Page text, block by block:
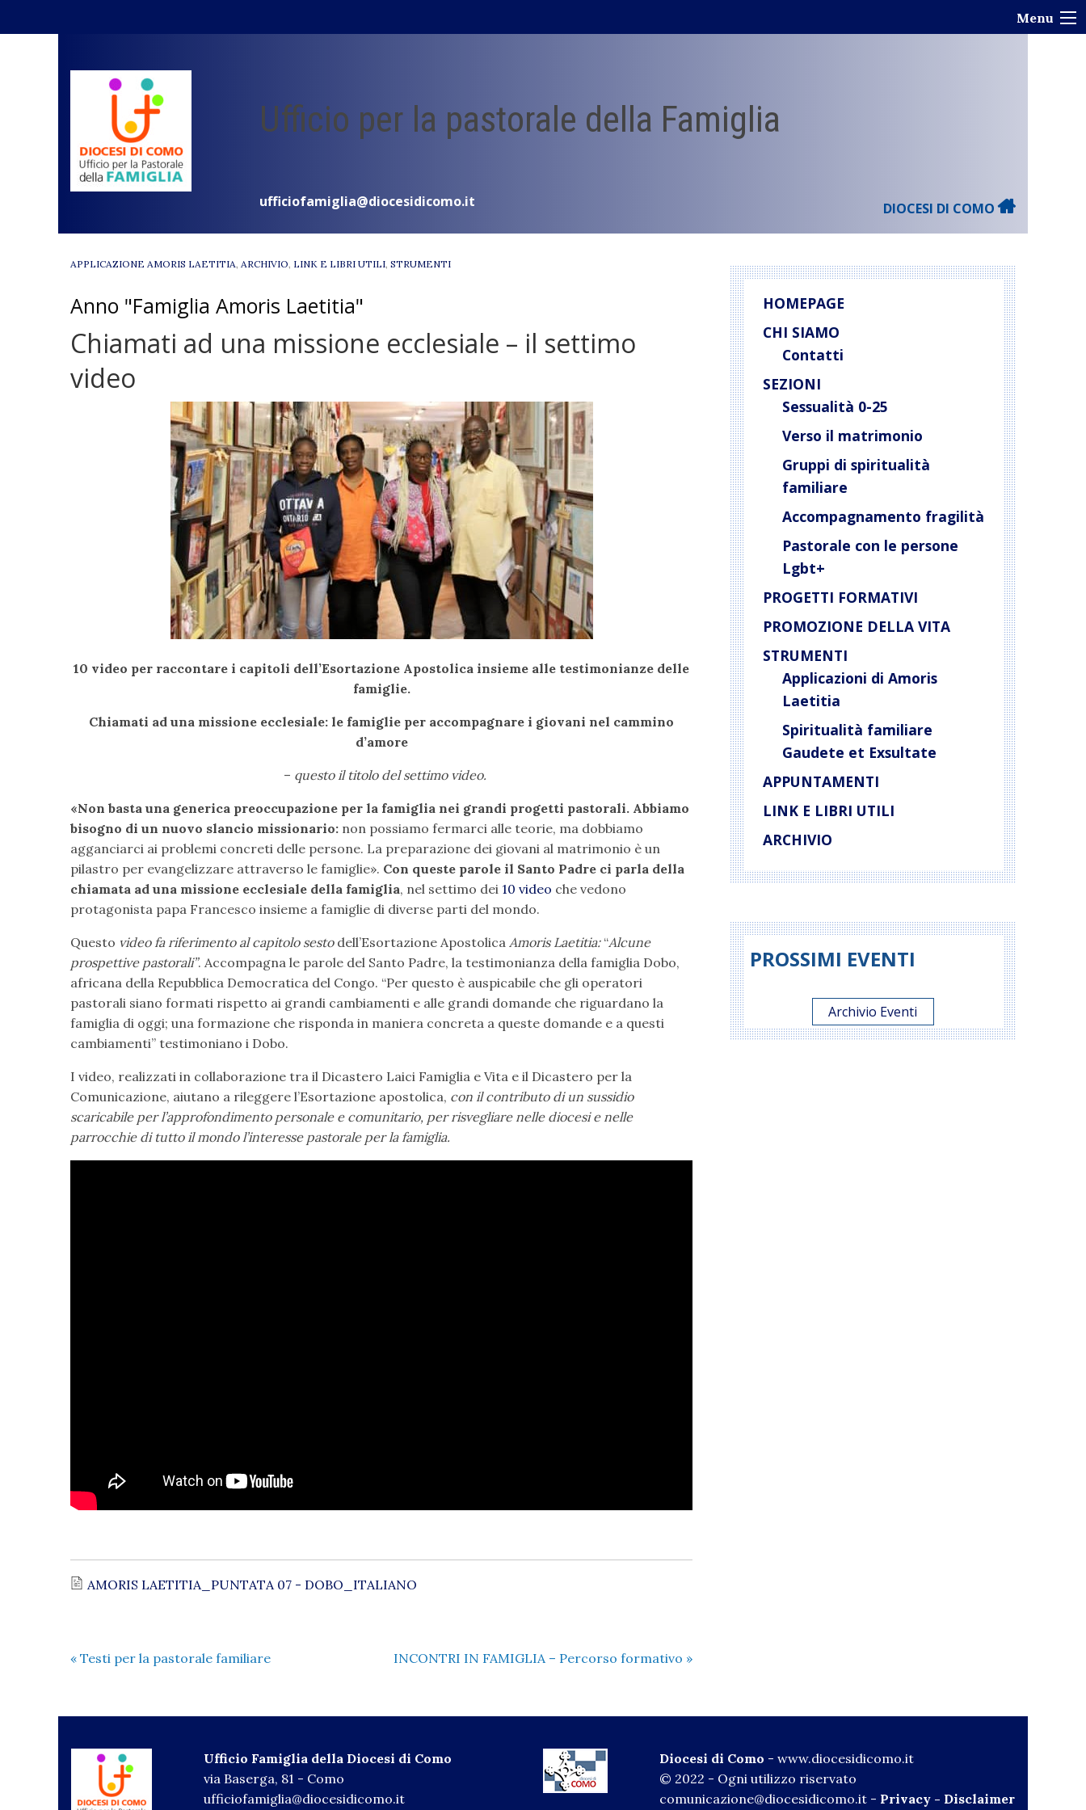
Menu
Ufficio per la pastorale della Famiglia
ufficiofamiglia@diocesidicomo.it DIOCESI DI COMO
APPLICAZIONE AMORIS LAETITIA, ARCHIVIO, LINK E LIBRI UTILI, STRUMENTI
Anno "Famiglia Amoris Laetitia"
Chiamati ad una missione ecclesiale – il settimo
video
10 video per raccontare i capitoli dell’Esortazione Apostolica insieme alle testimonianze delle
famiglie.
Chiamati ad una missione ecclesiale: le famiglie per accompagnare i giovani nel cammino
d’amore
– questo il titolo del settimo video.
«Non basta una generica preoccupazione per la famiglia nei grandi progetti pastorali. Abbiamo
bisogno di un nuovo slancio missionario: non possiamo fermarci alle teorie, ma dobbiamo
agganciarci ai problemi concreti delle persone. La preparazione dei giovani al matrimonio è un
pilastro per evangelizzare attraverso le famiglie». Con queste parole il Santo Padre ci parla della
chiamata ad una missione ecclesiale della famiglia, nel settimo dei 10 video che vedono
protagonista papa Francesco insieme a famiglie di diverse parti del mondo.
Questo video fa riferimento al capitolo sestodell’Esortazione Apostolica Amoris Laetitia:“Alcune
prospettive pastorali”. Accompagna le parole del Santo Padre, la testimonianza della famiglia Dobo,
africana della Repubblica Democratica del Congo. “Per questo è auspicabile che gli operatori
pastorali siano formati rispetto ai grandi cambiamenti e alle grandi domande che riguardano la
famiglia di oggi; una formazione che risponda in maniera concreta a queste domande e a questi
cambiamenti” testimoniano i Dobo.
I video, realizzati in collaborazione tra il Dicastero Laici Famiglia e Vita e il Dicastero per la
Comunicazione, aiutano a rileggere l’Esortazione apostolica, con il contributo di un sussidio
scaricabile per l’approfondimento personale e comunitario, per risvegliare nelle diocesi e nelle
parrocchie di tutto il mondo l’interesse pastorale per la famiglia.
AMORIS LAETITIA_PUNTATA 07 - DOBO_ITALIANO
« Testi per la pastorale familiare INCONTRI IN FAMIGLIA – Percorso formativo »
HOMEPAGE
CHI SIAMO
Contatti
SEZIONI
Sessualità 0-25
Verso il matrimonio
Gruppi di spiritualità
familiare
Accompagnamento fragilità
Pastorale con le persone
Lgbt+
PROGETTI FORMATIVI
PROMOZIONE DELLA VITA
STRUMENTI
Applicazioni di Amoris
Laetitia
Spiritualità familiare
Gaudete et Exsultate
APPUNTAMENTI
LINK E LIBRI UTILI
ARCHIVIO
PROSSIMI EVENTI
Archivio Eventi
Ufficio Famiglia della Diocesi di Como
via Baserga, 81 - Como
ufficiofamiglia@diocesidicomo.it
Diocesi di Como - www.diocesidicomo.it
© 2022 - Ogni utilizzo riservato
comunicazione@diocesidicomo.it - Privacy - Disclaimer